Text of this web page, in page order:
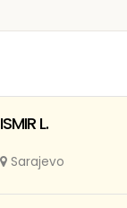
ISMIR L.
Sarajevo